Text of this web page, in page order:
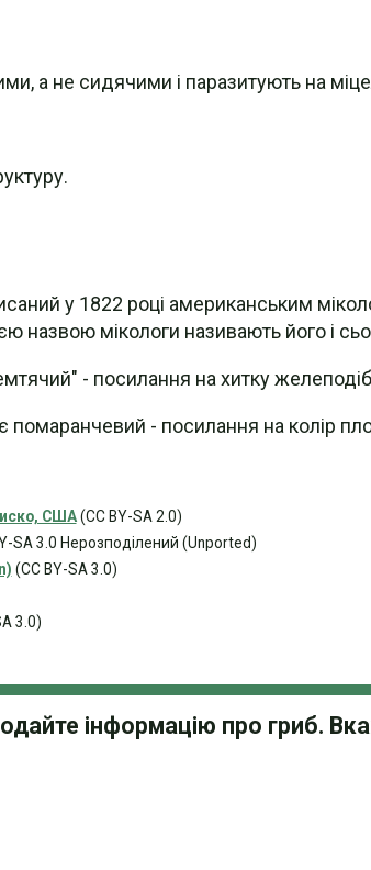
а не сидячими і паразитують на
у 1822 році американським
назвою мікологи називають його і
- посилання на хитку
помаранчевий - посилання на колір
США(CC BY-SA 2.0)
SA 3.0 Нерозподілений (Unported)
(CC BY-SA 3.0)
3.0)